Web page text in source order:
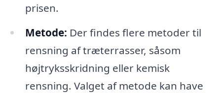
prisen.
Metode: Der findes flere metoder til
rensning af træterrasser, såsom
højtryksskridning eller kemisk
rensning. Valget af metode kan have